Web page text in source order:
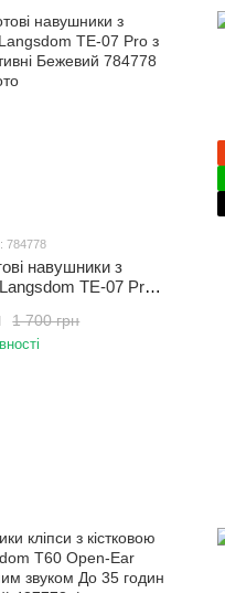
784778
навушники з
TE-07 Pro з
1 700 грн